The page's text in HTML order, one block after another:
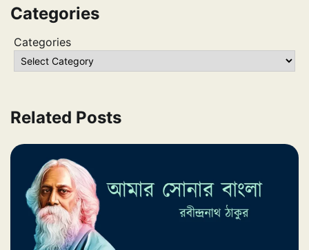
Categories
Categories
Related Posts